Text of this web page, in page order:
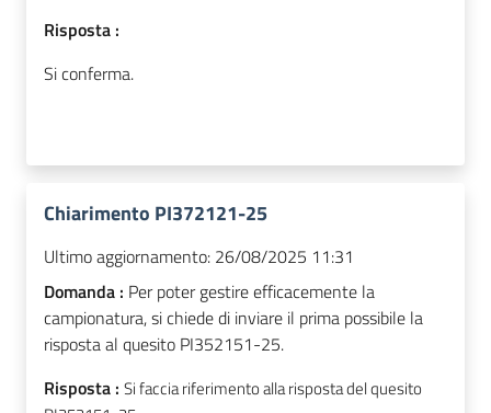
Risposta :
Si conferma.
Chiarimento PI372121-25
Ultimo aggiornamento: 26/08/2025 11:31
Domanda : Per poter gestire efficacemente la
campionatura, si chiede di inviare il prima possibile la
risposta al quesito PI352151-25.
Risposta : Si faccia riferimento alla risposta del quesito